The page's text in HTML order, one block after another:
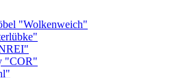
"Wolkenweich"
"COR"